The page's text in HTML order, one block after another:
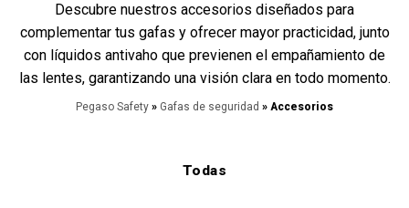
Descubre nuestros accesorios diseñados para
complementar tus gafas y ofrecer mayor practicidad, junto
con líquidos antivaho que previenen el empañamiento de
las lentes, garantizando una visión clara en todo momento.
Pegaso Safety » Gafas de seguridad » Accesorios
Todas